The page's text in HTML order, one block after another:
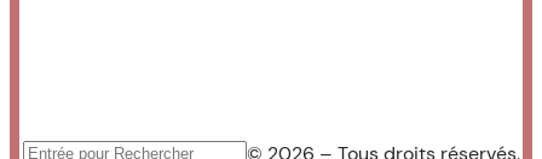
© 2026 – Tous droits réservés.